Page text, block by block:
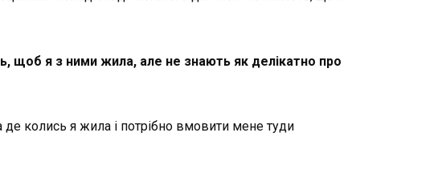
щоб я з ними жила, але не знають як делікатно про
колись я жила і потрібно вмовити мене туди